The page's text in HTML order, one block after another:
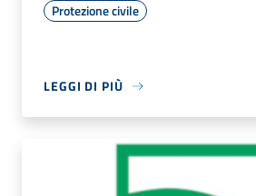
Protezione civile
LEGGI DI PIÙ